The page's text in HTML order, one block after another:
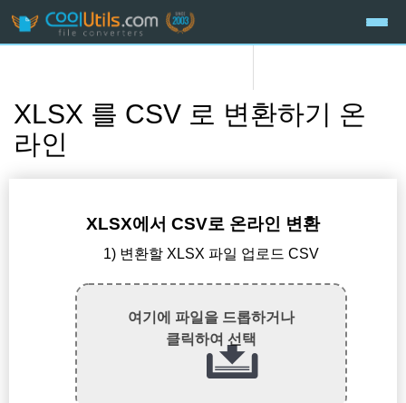
XLSX 를 CSV 로 변환하기 온
라인
XLSX에서 CSV로 온라인 변환
1) 변환할 XLSX 파일 업로드 CSV
여기에 파일을 드롭하거나
클릭하여 선택